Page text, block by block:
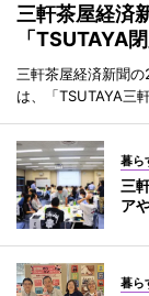
三軒茶屋経済
「TSUTAYA閉
三軒茶屋経済新聞
は、「TSUTAYA三
暮ら
三
ア
暮ら